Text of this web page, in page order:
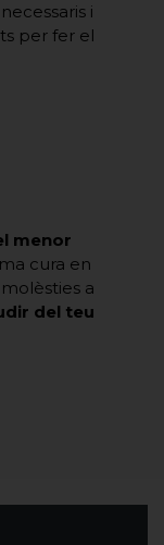
i
per fer el
menor
cura en
a
del teu